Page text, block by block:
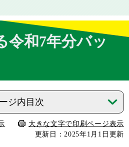
令和7年分バッ
ジ内目次
大きな文字で印刷ページ表示
更新日：2025年1月1日更新